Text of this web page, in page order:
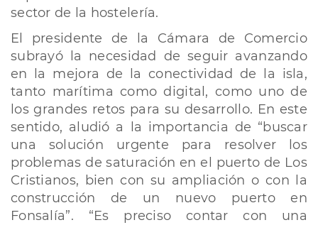
sector de la hostelería.
El presidente de la Cámara de Comercio
subrayó la necesidad de seguir avanzando
en la mejora de la conectividad de la isla,
tanto marítima como digital, como uno de
los grandes retos para su desarrollo. En este
sentido, aludió a la importancia de “buscar
una solución urgente para resolver los
problemas de saturación en el puerto de Los
Cristianos, bien con su ampliación o con la
construcción de un nuevo puerto en
Fonsalía”. “Es preciso contar con una